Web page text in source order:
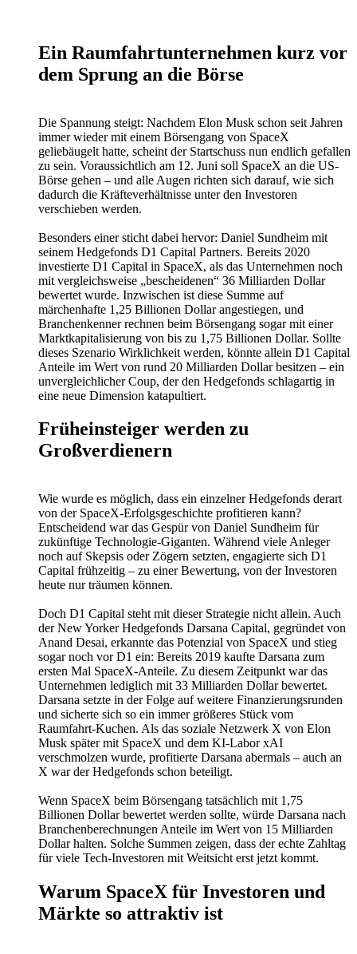
Ein Raumfahrtunternehmen kurz vor
dem Sprung an die Börse
Die Spannung steigt: Nachdem Elon Musk schon seit Jahren
immer wieder mit einem Börsengang von SpaceX
geliebäugelt hatte, scheint der Startschuss nun endlich gefallen
zu sein. Voraussichtlich am 12. Juni soll SpaceX an die US-
Börse gehen – und alle Augen richten sich darauf, wie sich
dadurch die Kräfteverhältnisse unter den Investoren
verschieben werden.
Besonders einer sticht dabei hervor: Daniel Sundheim mit
seinem Hedgefonds D1 Capital Partners. Bereits 2020
investierte D1 Capital in SpaceX, als das Unternehmen noch
mit vergleichsweise „bescheidenen“ 36 Milliarden Dollar
bewertet wurde. Inzwischen ist diese Summe auf
märchenhafte 1,25 Billionen Dollar angestiegen, und
Branchenkenner rechnen beim Börsengang sogar mit einer
Marktkapitalisierung von bis zu 1,75 Billionen Dollar. Sollte
dieses Szenario Wirklichkeit werden, könnte allein D1 Capital
Anteile im Wert von rund 20 Milliarden Dollar besitzen – ein
unvergleichlicher Coup, der den Hedgefonds schlagartig in
eine neue Dimension katapultiert.
Früheinsteiger werden zu
Großverdienern
Wie wurde es möglich, dass ein einzelner Hedgefonds derart
von der SpaceX-Erfolgsgeschichte profitieren kann?
Entscheidend war das Gespür von Daniel Sundheim für
zukünftige Technologie-Giganten. Während viele Anleger
noch auf Skepsis oder Zögern setzten, engagierte sich D1
Capital frühzeitig – zu einer Bewertung, von der Investoren
heute nur träumen können.
Doch D1 Capital steht mit dieser Strategie nicht allein. Auch
der New Yorker Hedgefonds Darsana Capital, gegründet von
Anand Desai, erkannte das Potenzial von SpaceX und stieg
sogar noch vor D1 ein: Bereits 2019 kaufte Darsana zum
ersten Mal SpaceX-Anteile. Zu diesem Zeitpunkt war das
Unternehmen lediglich mit 33 Milliarden Dollar bewertet.
Darsana setzte in der Folge auf weitere Finanzierungsrunden
und sicherte sich so ein immer größeres Stück vom
Raumfahrt-Kuchen. Als das soziale Netzwerk X von Elon
Musk später mit SpaceX und dem KI-Labor xAI
verschmolzen wurde, profitierte Darsana abermals – auch an
X war der Hedgefonds schon beteiligt.
Wenn SpaceX beim Börsengang tatsächlich mit 1,75
Billionen Dollar bewertet werden sollte, würde Darsana nach
Branchenberechnungen Anteile im Wert von 15 Milliarden
Dollar halten. Solche Summen zeigen, dass der echte Zahltag
für viele Tech-Investoren mit Weitsicht erst jetzt kommt.
Warum SpaceX für Investoren und
Märkte so attraktiv ist